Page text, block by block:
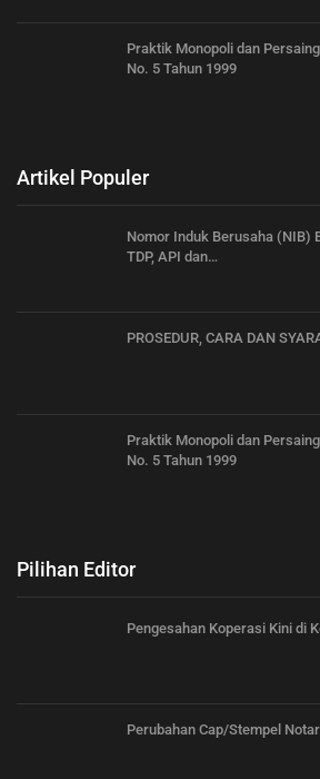
Praktik Monopoli dan
No. 5 Tahun 1999
Artikel Populer
Nomor Induk Berusaha (NIB)
TDP, API dan…
PROSEDUR, CARA DAN
Praktik Monopoli dan
No. 5 Tahun 1999
Pilihan Editor
Pengesahan Koperasi Kini di
Perubahan Cap/Stempel